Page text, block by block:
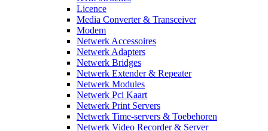
Licence
Media Converter & Transceiver
Modem
Netwerk Accessoires
Netwerk Adapters
Netwerk Bridges
Netwerk Extender & Repeater
Netwerk Modules
Netwerk Pci Kaart
Netwerk Print Servers
Netwerk Time-servers & Toebehoren
Netwerk Video Recorder & Server